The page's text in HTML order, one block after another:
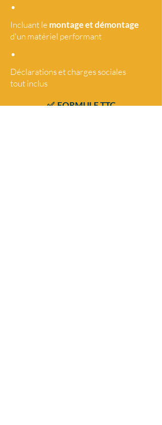
•
Incluant le montage et démontage
d'un matériel performant
•
Déclarations et charges sociales
toutinclus
✅ FORMULE TTC